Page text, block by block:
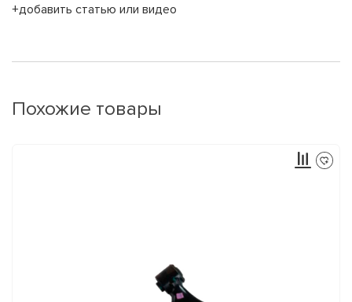
+добавить статью или видео
Похожие товары